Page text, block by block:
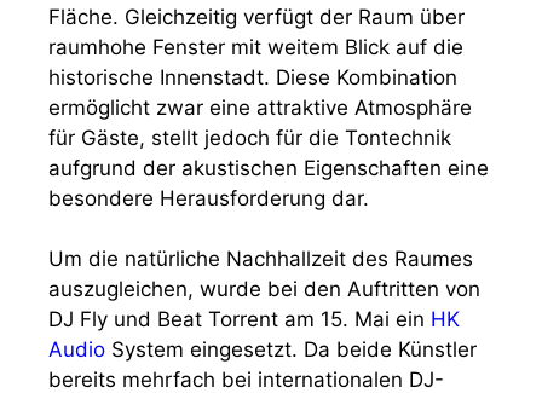
Fläche. Gleichzeitig verfügt der Raum über
raumhohe Fenster mit weitem Blick auf die
historische Innenstadt. Diese Kombination
ermöglicht zwar eine attraktive Atmosphäre
für Gäste, stellt jedoch für die Tontechnik
aufgrund der akustischen Eigenschaften eine
besondere Herausforderung dar.
Um die natürliche Nachhallzeit des Raumes
auszugleichen, wurde bei den Auftritten von
DJ Fly und Beat Torrent am 15. Mai ein HK
Audio System eingesetzt. Da beide Künstler
bereits mehrfach bei internationalen DJ-